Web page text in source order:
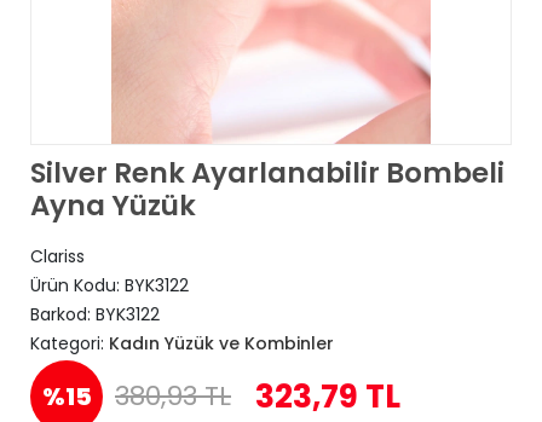
Silver Renk Ayarlanabilir Bombeli
Ayna Yüzük
Clariss
Ürün Kodu: BYK3122
Barkod: BYK3122
Kategori: Kadın Yüzük ve Kombinler
%15 380,93 TL 323,79 TL